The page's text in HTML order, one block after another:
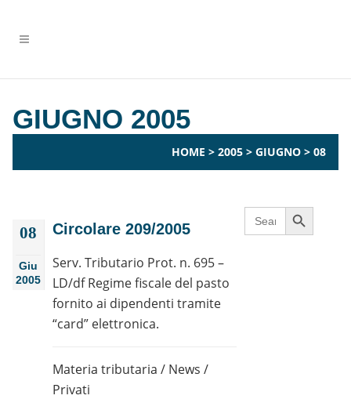
GIUGNO 2005
HOME > 2005 > GIUGNO > 08
08
Giu
2005
Circolare 209/2005
Serv. Tributario Prot. n. 695 –
LD/df Regime fiscale del pasto
fornito ai dipendenti tramite
“card” elettronica.
Materia tributaria / News /
Privati
Search
for:
Search Button